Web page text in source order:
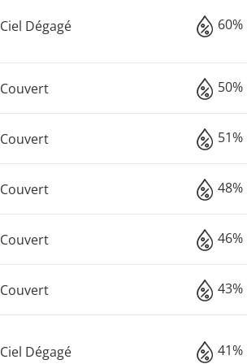
Ciel Dégagé 60%
Couvert 50%
Couvert 51%
Couvert 48%
Couvert 46%
Couvert 43%
Ciel Dégagé 41%